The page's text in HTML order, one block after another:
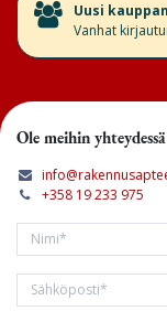
​Uusi
Vanhat
Ole meihin yhteydessä
+358 19 233 975